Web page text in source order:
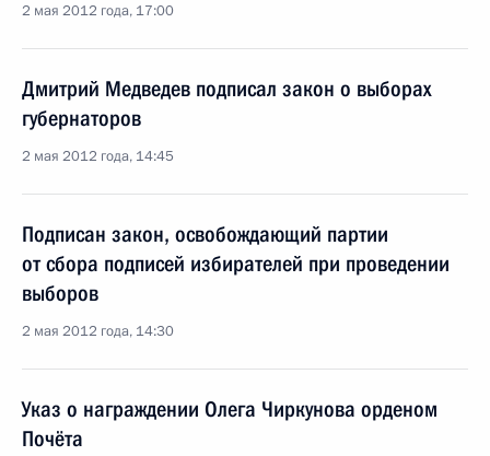
2 мая 2012 года, 17:00
Дмитрий Медведев подписал закон о выборах
губернаторов
2 мая 2012 года, 14:45
Подписан закон, освобождающий партии
от сбора подписей избирателей при проведении
выборов
2 мая 2012 года, 14:30
Указ о награждении Олега Чиркунова орденом
Почёта